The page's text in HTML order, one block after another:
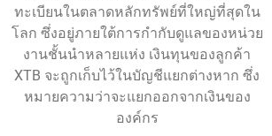
ทะเบียนในตลาดหลักทรัพย์ที่ใหญ่ที่สุดใน
โลก ซึ่งอยู่ภายใต้การกำกับดูแลของหน่วย
งานชั้นนำหลายแห่ง เงินทุนของลูกค้า
XTB จะถูกเก็บไว้ในบัญชีแยกต่างหาก ซึ่ง
หมายความว่าจะแยกออกจากเงินของ
องค์กร